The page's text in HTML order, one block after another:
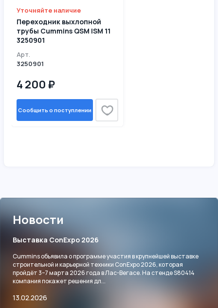
Уточняйте наличие
Переходник выхлопной
трубы Cummins QSM ISM 11
3250901
Арт.
3250901
4 200 ₽
Сообщить о поступлении
Новости
Выставка ConExpo 2026
Cummins объявила о программе участия в крупнейшей выставке
строительной и карьерной техники ConExpo 2026, которая
пройдёт 3–7 марта 2026 года в Лас-Вегасе. На стенде S80414
компания покажет решения дл...
13.02.2026